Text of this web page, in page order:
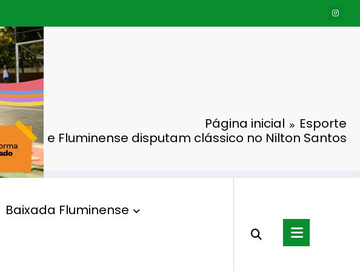
Baixada Fluminense
Página inicial
Esporte
e Fluminense disputam clássico no Nilton Santos